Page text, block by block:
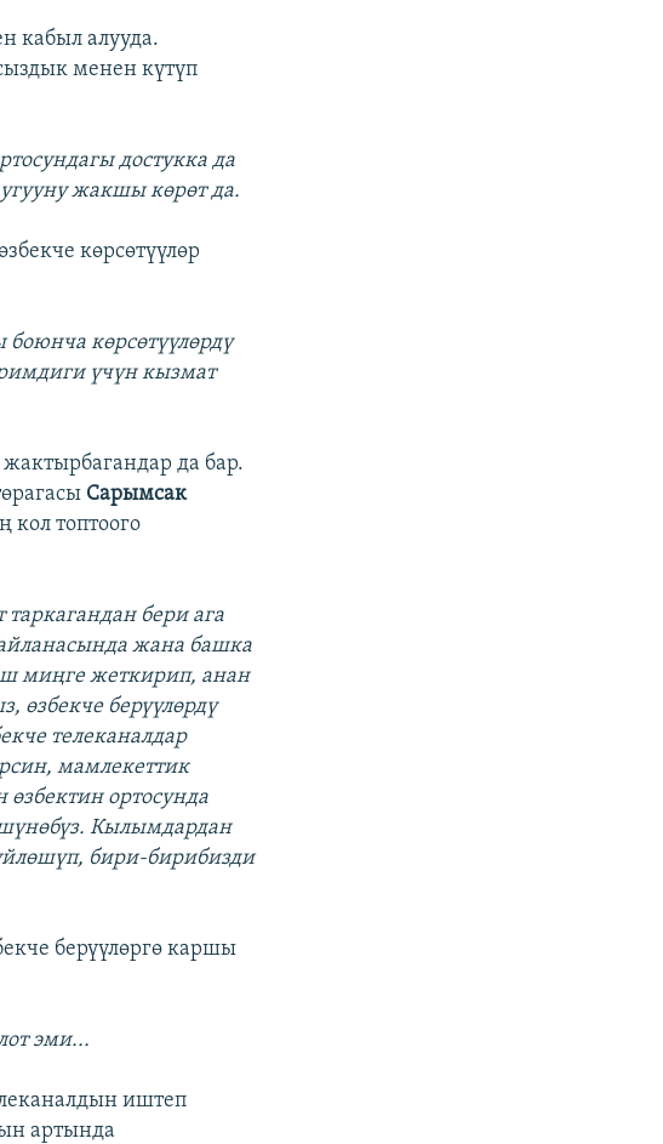
кабыл алууда.
менен күтүп
достукка да
жакшы көрөт да.
көрсөтүүлөр
боюнча көрсөтүүлөрдү
үчүн кызмат
да бар.
Сарымсак
кол топтоого
бери ага
жана башка
миңге жеткирип, анан
өзбекче берүүлөрдү
телеканалдар
мамлекеттик
ортосунда
Кылымдардан
бири-бирибизди
берүүлөргө каршы
эми...
иштеп
артында